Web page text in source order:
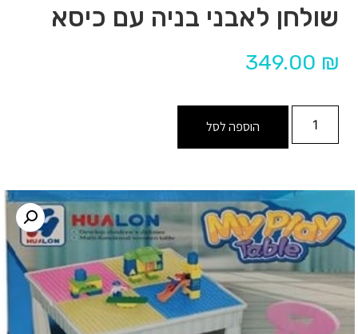
שולחן לאבני בניה עם כיסא
349.00 ₪
הוספה לסל